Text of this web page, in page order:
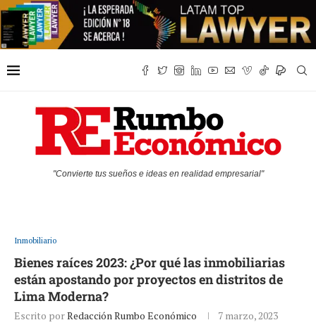
"Convierte tus sueños e ideas en realidad empresarial"
Inmobiliario
Bienes raíces 2023: ¿Por qué las inmobiliarias
están apostando por proyectos en distritos de
Lima Moderna?
Escrito porRedacción Rumbo Económico 7 marzo, 2023